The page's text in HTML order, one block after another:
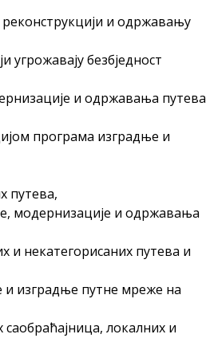
и одржавању
безбједност
и одржавања путева
програма изградње и
путева,
модернизације и одржавања
и некатегорисаних путева и
и изградње путне мреже на
локалних и